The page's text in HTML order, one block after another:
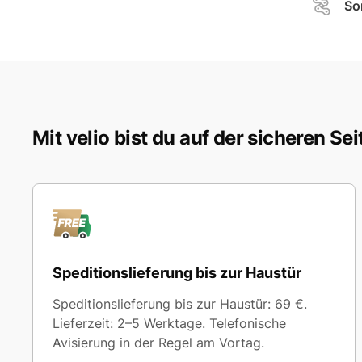
Mit velio bist du auf der sicheren
Speditionslieferung bis zur Haustür
Speditionslieferung bis zur Haustür: 69 €.
Lieferzeit: 2–5 Werktage. Telefonische
Avisierung in der Regel am Vortag.